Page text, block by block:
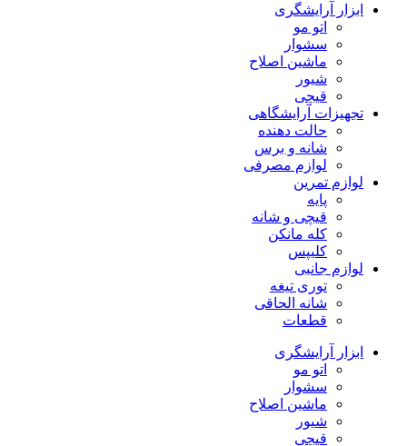
ابزار آرایشگری
اتو مو
سشوار
ماشین اصلاح
شیور
قیچی
تجهیزات آرایشگاهی
حالت دهنده
شانه و برس
لوازم مصرفی
لوازم تمرین
پایه
قیچی و شانه
کله مانکن
کلیپس
لوازم جانبی
توری تیغه
شانه الحاقی
قطعات
ابزار آرایشگری
اتو مو
سشوار
ماشین اصلاح
شیور
قیچی